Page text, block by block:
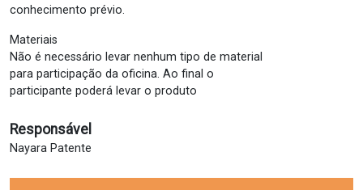
conhecimento prévio.
Materiais
Não é necessário levar nenhum tipo de material
para participação da oficina. Ao final o
participante poderá levar o produto
Responsável
Nayara Patente